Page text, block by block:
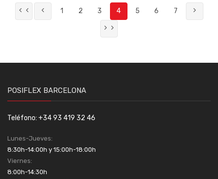
1 2 3 4 5 6 7
POSIFLEX BARCELONA
Teléfono: +34 93 419 32 46
Lunes-Jueves:
8:30h-14:00h y 15:00h-18:00h
Viernes:
8:00h-14:30h